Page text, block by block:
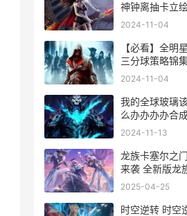
神钟离抽卡立
2024-11-04
【必看】全明
三分球策略锦
lqs
2024-11-04
我的全球玻璃
么办办办办合
2024-11-13
龙族卡塞尔之
来袭 全新版龙
门下载一起来
2025-04-25
时空逆转 时空